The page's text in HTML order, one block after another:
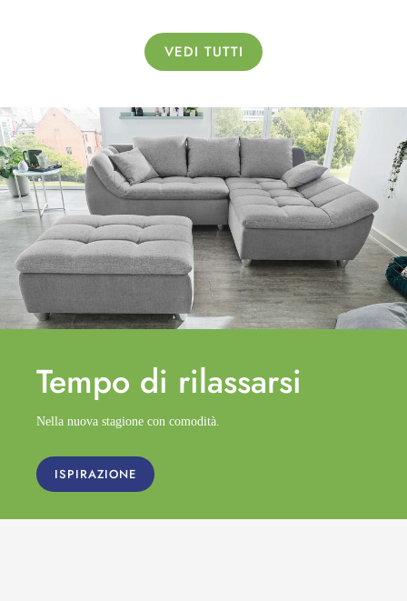
VEDI TUTTI
Tempo di rilassarsi
Nella nuova stagione con comodità.
ISPIRAZIONE